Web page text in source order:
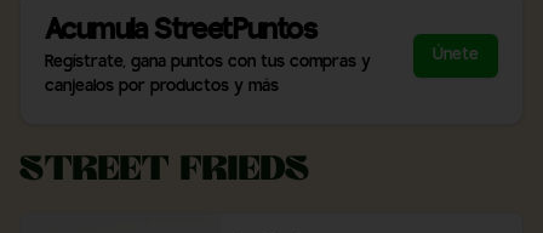
Acumula StreetPuntos
Regístrate, gana puntos con tus compras y
canjealos por productos y más
Únete
Street Frieds